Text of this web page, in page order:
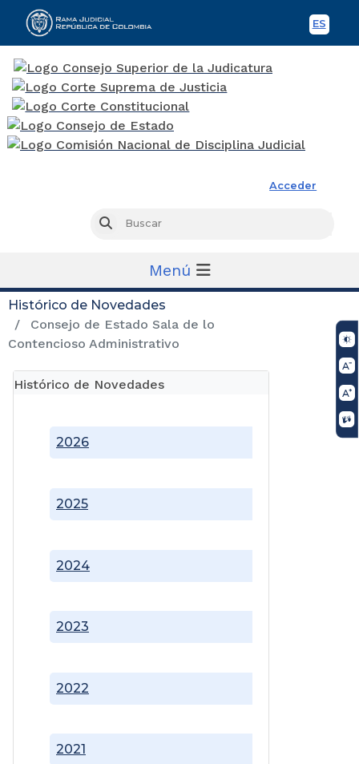
ES
Acceder
Buscar
Menú
Histórico de Novedades
Consejo de Estado Sala de lo
Contencioso Administrativo
Histórico de Novedades
2021
2022
2023
2024
2025
2026